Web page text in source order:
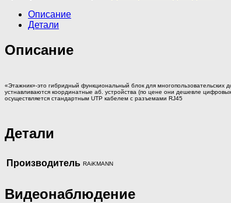
Описание
Детали
Описание
«Этажник»-это гибридный функциональный блок для
устнавливаются координатные аб. устройства (по цене они дешевле
осуществляется стандартным UTP кабелем с разъемами RJ45
Детали
Производитель RAiKMANN
Видеонаблюдение